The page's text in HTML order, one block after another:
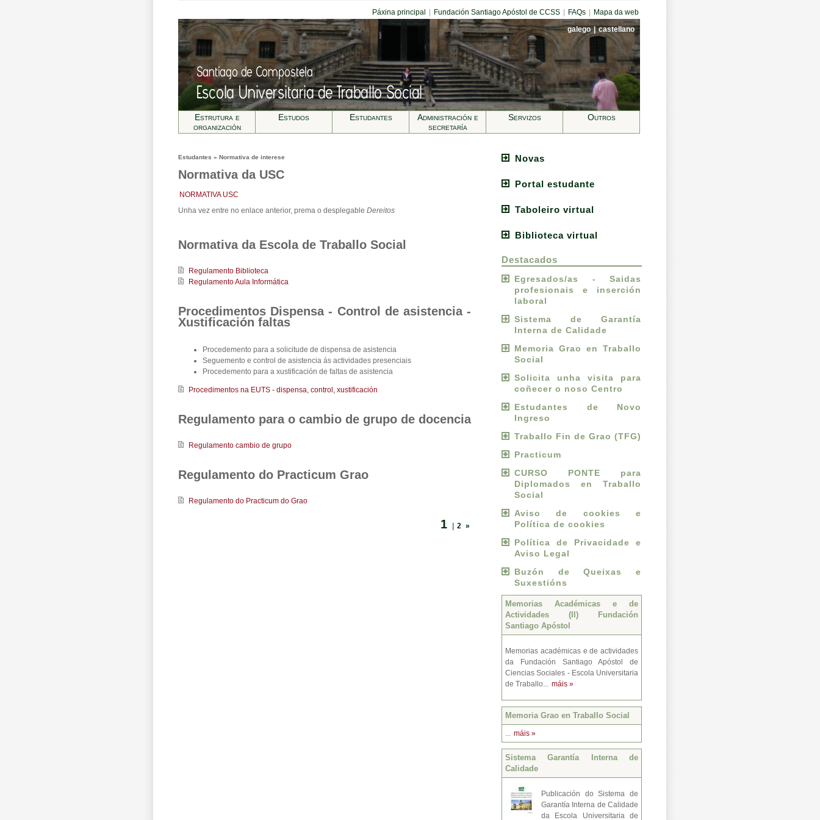
Páxina principal Fundación Santiago Apóstol de CCSS FAQs
Mapa da web
galego|castellano
Estrutura e
organización
Estudos Estudantes
Administración e
secretarí­a
Servizos Outros
Estudantes » Normativa de interese
Normativa da USC
NORMATIVA USC
Unha vez entre no enlace anterior, prema o desplegable Dereitos
Normativa da Escola de Traballo Social
Regulamento Biblioteca
Regulamento Aula Informática
Procedimentos Dispensa - Control de asistencia -
Xustificación faltas
Procedemento para a solicitude de dispensa de asistencia
Seguemento e control de asistencia ás actividades presenciais
Procedemento para a xustificación de faltas de asistencia
Procedimentos na EUTS - dispensa, control, xustificación
Regulamento para o cambio de grupo de docencia
Regulamento cambio de grupo
Regulamento do Practicum Grao
Regulamento do Practicum do Grao
1 2 »
Novas
Portal estudante
Taboleiro virtual
Biblioteca virtual
Destacados
Egresados/as - Saidas
profesionais e inserción
laboral
Sistema de Garantía
Interna de Calidade
Memoria Grao en Traballo
Social
Solicita unha visita para
coñecer o noso Centro
Estudantes de Novo
Ingreso
Traballo Fin de Grao (TFG)
Practicum
CURSO PONTE para
Diplomados en Traballo
Social
Aviso de cookies e
Política de cookies
Política de Privacidade e
Aviso Legal
Buzón de Queixas e
Suxestións
Memorias Académicas e de
Actividades (II) Fundación
Santiago Apóstol
Memorias académicas e de actividades
da Fundación Santiago Apóstol de
Ciencias Sociales - Escola Universitaria
de Traballo... máis »
Memoria Grao en Traballo Social
... máis »
Sistema Garantía Interna de
Calidade
Publicación do Sistema de
Garantía Interna de Calidade
da Escola Universitaria de